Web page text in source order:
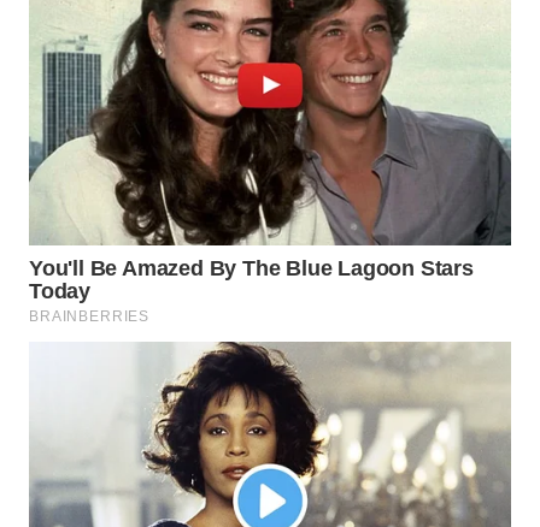
WAHANANEWS
CO ID
WAHANANEWS
NET
WAHANA
SPORT
SELEB
WAHANA